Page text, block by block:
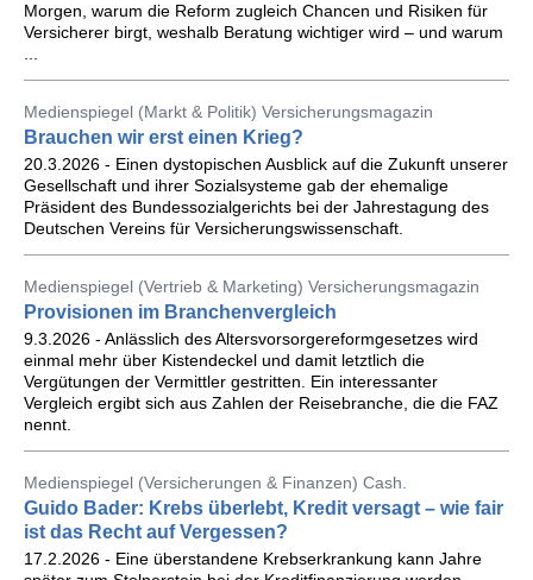
Morgen, warum die Reform zugleich Chancen und Risiken für
Versicherer birgt, weshalb Beratung wichtiger wird – und warum
Medienspiegel (Markt & Politik) Versicherungsmagazin
Brauchen wir erst einen Krieg?
20.3.2026 - Einen dystopischen Ausblick auf die Zukunft unserer
Gesellschaft und ihrer Sozialsysteme gab der ehemalige
Präsident des Bundessozialgerichts bei der Jahrestagung des
Deutschen Vereins für Versicherungswissenschaft.
Medienspiegel (Vertrieb & Marketing) Versicherungsmagazin
Provisionen im Branchenvergleich
9.3.2026 - Anlässlich des Altersvorsorgereformgesetzes wird
einmal mehr über Kistendeckel und damit letztlich die
Vergütungen der Vermittler gestritten. Ein interessanter
Vergleich ergibt sich aus Zahlen der Reisebranche, die die FAZ
nennt.
Medienspiegel (Versicherungen & Finanzen) Cash.
Guido Bader: Krebs überlebt, Kredit versagt – wie fair
ist das Recht auf Vergessen?
17.2.2026 - Eine überstandene Krebserkrankung kann Jahre